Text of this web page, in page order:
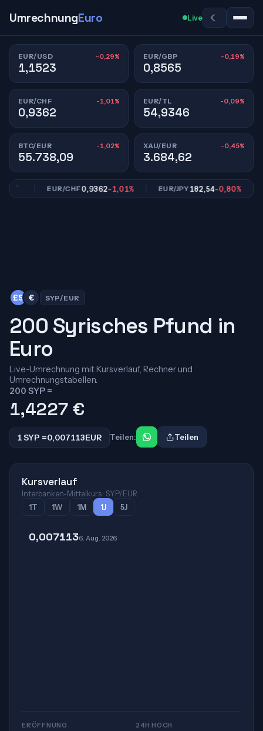
UmrechnungEuro Live ☾
EUR/USD -0,29%
1,1523
EUR/GBP -0,19%
0,8565
EUR/CHF -1,01%
0,9362
EUR/TL -0,09%
54,9346
BTC/EUR -1,02%
55.738,09
XAU/EUR -0,45%
3.684,62
EUR/CHF0,9362-1,01% EUR/JPY182,54-0,80%
£S € SYP/EUR
200 Syrisches Pfund in
Euro
Live-Umrechnung mit Kursverlauf, Rechner und
Umrechnungstabellen.
200 SYP =
1,4227 €
1 SYP =0,007113EUR Teilen: Teilen
Kursverlauf
Interbanken-Mittelkurs · SYP/EUR
1T
1W 1M 1J 5J
0,0071136. Aug. 2026
ERÖFFNUNG 24H HOCH